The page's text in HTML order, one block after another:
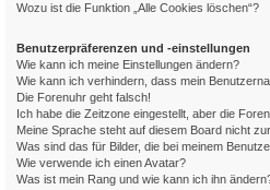
Wozu ist die Funktion „Alle Cookies löschen“?
Benutzerpräferenzen und -einstellungen
Wie kann ich meine Einstellungen ändern?
Wie kann ich verhindern, dass mein
Die Forenuhr geht falsch!
Ich habe die Zeitzone eingestellt, aber die
Meine Sprache steht auf diesem Board nicht
Was sind das für Bilder, die bei meinem
Wie verwende ich einen Avatar?
Was ist mein Rang und wie kann ich ihn